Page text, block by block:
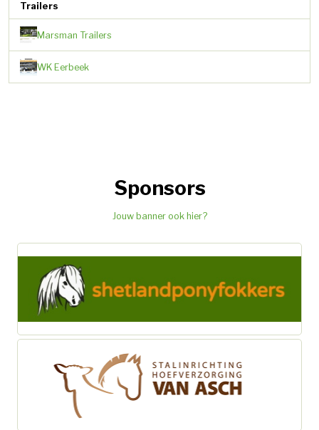
Trailers
Marsman Trailers
WK Eerbeek
Sponsors
Jouw banner ook hier?